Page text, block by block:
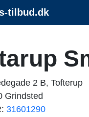
tilbud.dk
2 B, Tofterup
Grindsted
31601290